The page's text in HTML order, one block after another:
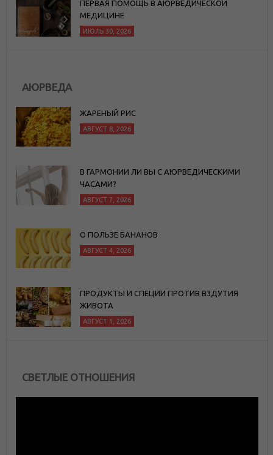
ПЕРВАЯ ПОМОЩЬ В АЮРВЕДИЧЕСКОЙ
МЕДИЦИНЕ
ИЮЛЬ 30, 2026
АЮРВЕДА
ЖАРЕНЫЙ РИС
АВГУСТ 8, 2026
В ГАРМОНИИ ЛИ ВЫ С АЮРВЕДИЧЕСКИМИ
ЧАСАМИ?
АВГУСТ 7, 2026
О ПОЛЬЗЕ БАНАНОВ
АВГУСТ 4, 2026
ПРОДУКТЫ И СПЕЦИИ ПРОТИВ ВЗДУТИЯ
ЖИВОТА
АВГУСТ 1, 2026
СВЕТЛЫЕ ОТНОШЕНИЯ